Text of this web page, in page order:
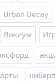
Urban Decay
Викиум